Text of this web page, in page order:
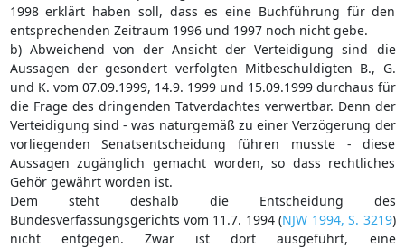
1998 erklärt haben soll, dass es eine Buchführung für den
entsprechenden Zeitraum 1996 und 1997 noch nicht gebe.
b) Abweichend von der Ansicht der Verteidigung sind die
Aussagen der gesondert verfolgten Mitbeschuldigten B., G.
und K. vom 07.09.1999, 14.9. 1999 und 15.09.1999 durchaus für
die Frage des dringenden Tatverdachtes verwertbar. Denn der
Verteidigung sind - was naturgemäß zu einer Verzögerung der
vorliegenden Senatsentscheidung führen musste - diese
Aussagen zugänglich gemacht worden, so dass rechtliches
Gehör gewährt worden ist.
Dem steht deshalb die Entscheidung des
Bundesverfassungsgerichts vom 11.7. 1994 (NJW 1994, S. 3219)
nicht entgegen. Zwar ist dort ausgeführt, eine